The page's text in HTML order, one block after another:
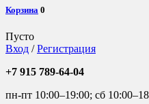
Корзина 0
Пусто
Вход /Регистрация
+7 915 789-64-04
пн-пт 10:00–19:00; сб